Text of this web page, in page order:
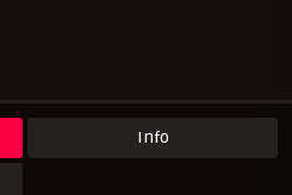
Info